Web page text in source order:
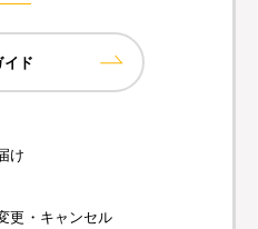
ド
け
更・キャンセル